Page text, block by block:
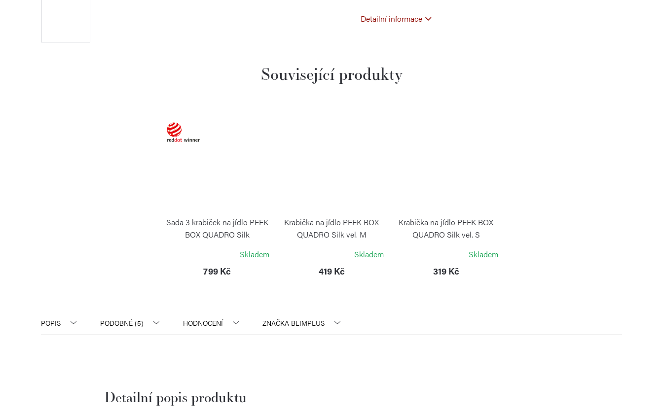
Detailní informace
Související produkty
Sada 3 krabiček na jídlo PEEK
BOX QUADRO Silk
Skladem
799 Kč
Krabička na jídlo PEEK BOX
QUADRO Silk vel. M
Skladem
419 Kč
Krabička na jídlo PEEK BOX
QUADRO Silk vel. S
Skladem
319 Kč
POPIS PODOBNÉ (5) HODNOCENÍ ZNAČKA BLIMPLUS
Detailní popis produktu